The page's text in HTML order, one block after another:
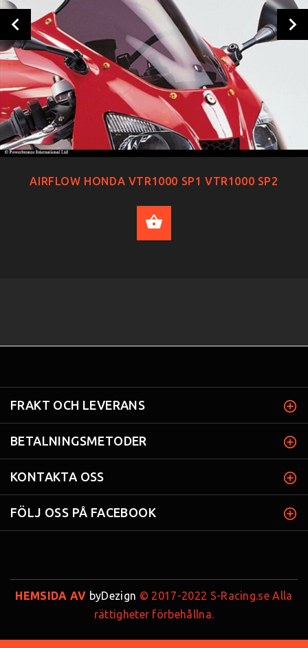
AIRFLOW HONDA VTR1000 SP1 VTR1000 SP2
FRAKT OCH LEVERANS
BETALNINGSMETODER
KONTAKTA OSS
FÖLJ OSS PÅ FACEBOOK
HEMSIDA AV byDezign © 2017-2022 S-Racing.se Alla
rättigheter förbehållna.